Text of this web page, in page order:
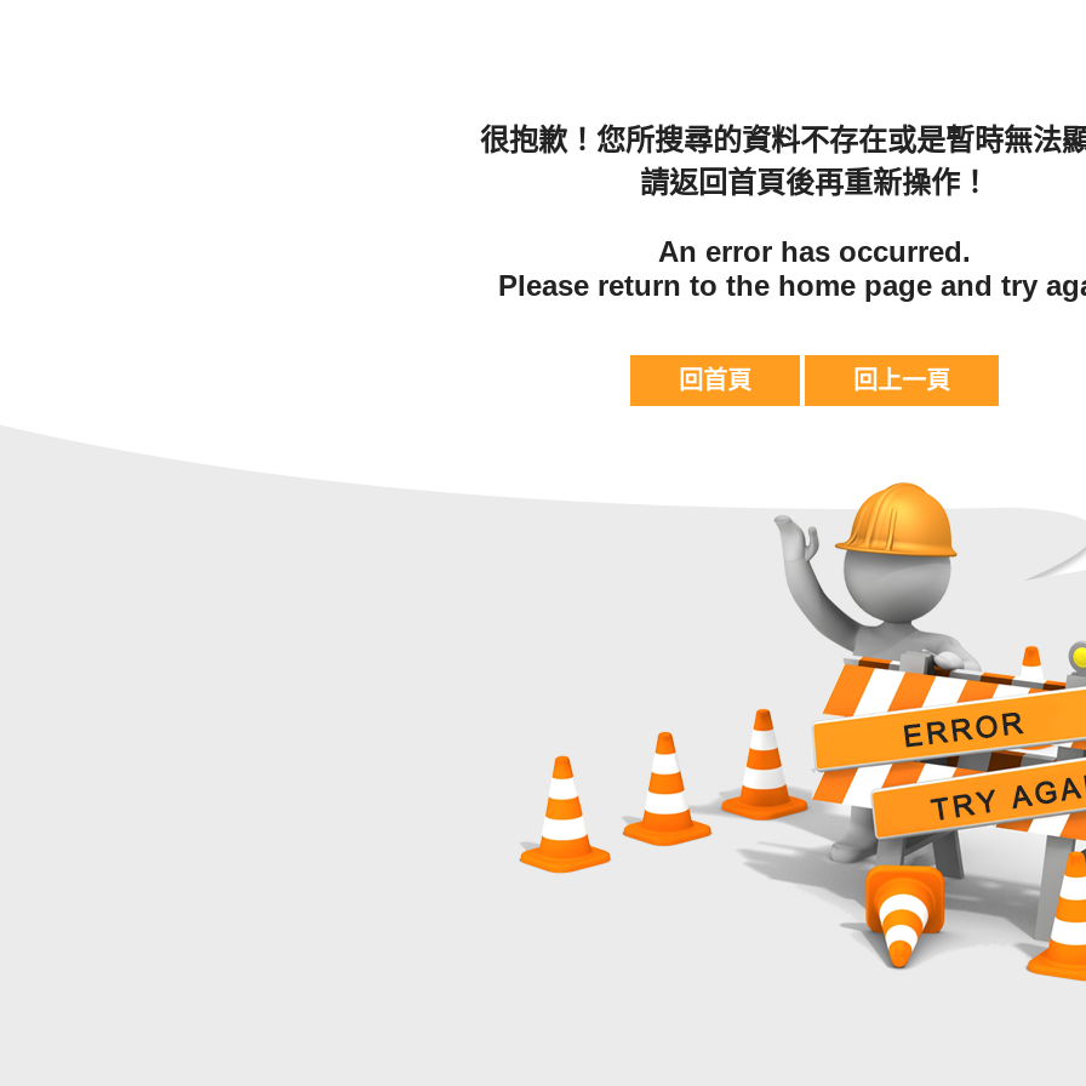
很抱歉！您所搜尋的資料不存在或是暫時無法
請返回首頁後再重新操作！
An error has occurred.
Please return to the home page and try
回首頁 回上一頁